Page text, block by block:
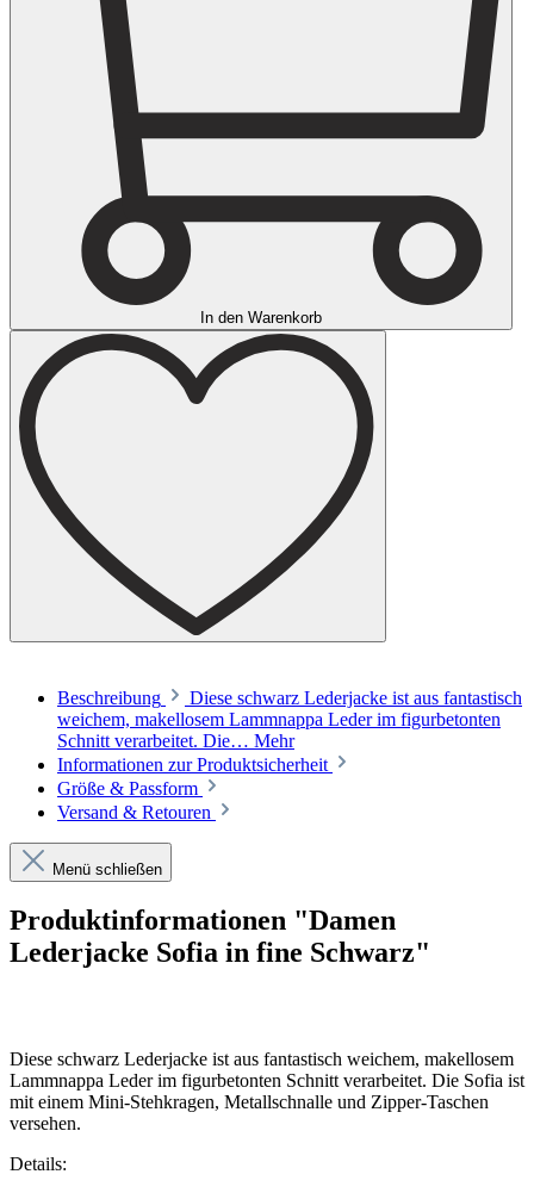
In den Warenkorb
Beschreibung
Diese schwarz Lederjacke ist aus fantastisch
weichem, makellosem Lammnappa Leder im figurbetonten
Schnitt verarbeitet. Die… Mehr
Informationen zur Produktsicherheit
Größe & Passform
Versand & Retouren
Menü schließen
Produktinformationen "Damen
Lederjacke Sofia in fine Schwarz"
Diese schwarz Lederjacke ist aus fantastisch weichem, makellosem
Lammnappa Leder im figurbetonten Schnitt verarbeitet. Die Sofia ist
mit einem Mini-Stehkragen, Metallschnalle und Zipper-Taschen
versehen.
Details: